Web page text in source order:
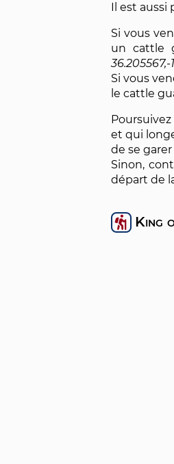
Il est aussi
Si vous
un cattle
36.205567,-
Si vous
le cattle
et qui
de se
Sinon,
départ de
King